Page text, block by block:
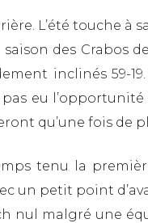
L’été touche
des Crabos
inclinés 59-
pas eu
qu’une fois de
tenu la
un petit point
nul malgré une